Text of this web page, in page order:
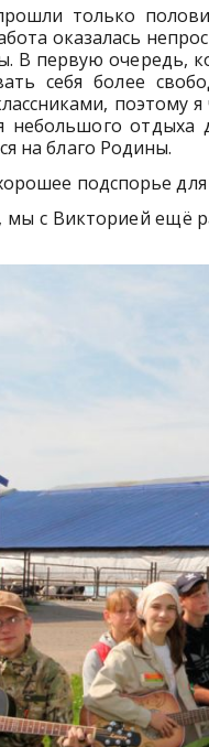
только
оказалась
В первую очередь,
себя более
поэтому
отдыха
на благо Родины.
подспорье
мы с Викторией ещё